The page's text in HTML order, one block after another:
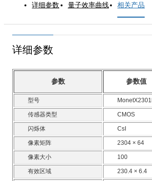
详细参数 量子效率曲线 相关产品
详细参数
参数 参数值
型号
传感器类型 CMOS
闪烁体 CsI
像素矩阵 2304 × 64
像素大小 100
有效区域 230.4 × 6.4